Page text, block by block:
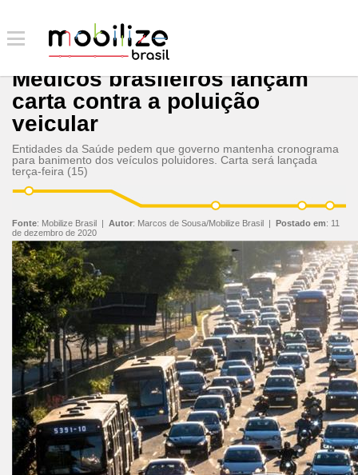
Médicos brasileiros lançam
carta contra a poluição
veicular
Entidades da Saúde pedem que governo mantenha cronograma
para banimento dos veículos poluidores. Carta será lançada
terça-feira (15)
Fonte: Mobilize Brasil | Autor: Marcos de Sousa/Mobilize Brasil | Postado em: 11
de dezembro de 2020